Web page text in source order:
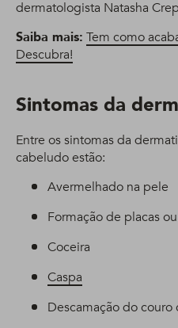
dermatologista Natasha
Saiba mais: Tem como
Descubra!
Sintomas da
Entre os sintomas da
cabeludo estão:
Avermelhado na pele
Formação de placas
Coceira
Caspa
Descamação do